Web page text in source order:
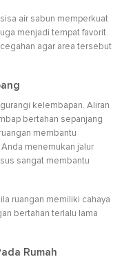
air sabun memperkuat
menjadi tempat favorit.
agar area tersebut
kelembapan. Aliran
bertahan sepanjang
membantu
menemukan jalur
sangat membantu
ruangan memiliki cahaya
bertahan terlalu lama
Rumah